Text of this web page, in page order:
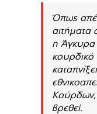
Όπως
αιτήματα
η Άγκυρα
κουρδικό
Κούρδων,
βρεθεί.